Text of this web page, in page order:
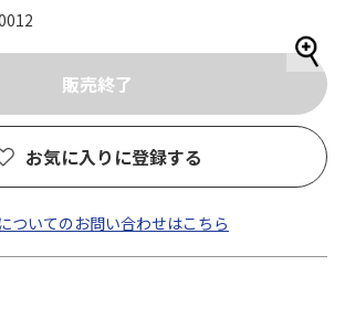
お気に入りに登録する
ついてのお問い合わせはこちら